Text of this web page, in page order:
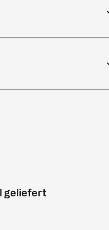
geliefert